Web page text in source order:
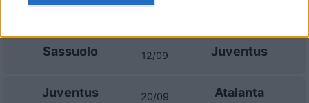
Juventus 06/09
Sassuolo 12/09 Juventus
Juventus 20/09 Atalanta